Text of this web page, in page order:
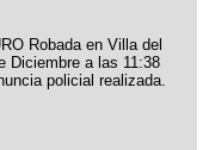
Robada en Villa del
Diciembre a las 11:38
policial realizada.